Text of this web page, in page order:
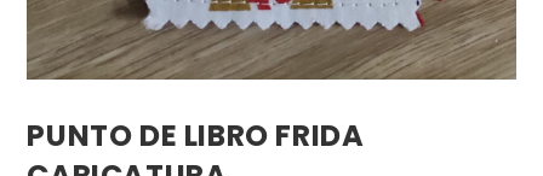
PUNTO DE LIBRO FRIDA